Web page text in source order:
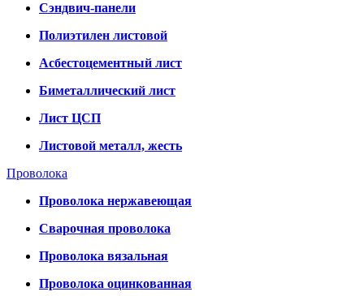
Сэндвич-панели
Полиэтилен листовой
Асбестоцементный лист
Биметаллический лист
Лист ЦСП
Листовой металл, жесть
Проволока
Проволока нержавеющая
Сварочная проволока
Проволока вязальная
Проволока оцинкованная